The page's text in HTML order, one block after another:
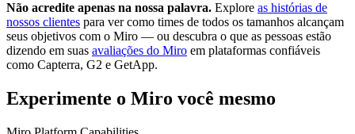
Não acredite apenas na nossa palavra. Explore as histórias de
nossos clientes para ver como times de todos os tamanhos alcançam
seus objetivos com o Miro — ou descubra o que as pessoas estão
dizendo em suas avaliações do Miro em plataformas confiáveis ​​
como Capterra, G2 e GetApp.
Experimente o Miro você mesmo